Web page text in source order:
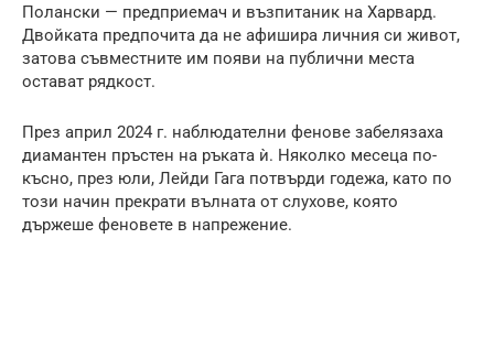
Полански — предприемач и възпитаник на Харвард.
Двойката предпочита да не афишира личния си живот,
затова съвместните им появи на публични места
остават рядкост.
През април 2024 г. наблюдателни фенове забелязаха
диамантен пръстен на ръката ѝ. Няколко месеца по-
късно, през юли, Лейди Гага потвърди годежа, като по
този начин прекрати вълната от слухове, която
държеше феновете в напрежение.